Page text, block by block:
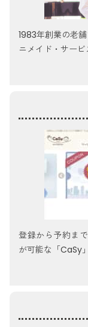
1983年創業の老
ニメイド・サービ
登録から予約ま
が可能な「CaSy」